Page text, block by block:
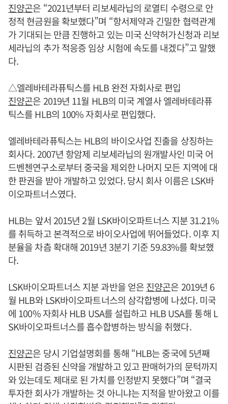
진양곤은 “2021년부터 리보세라닙의 로열티 수령으로 안
정적 현금원을 확보했다”며 “항서제약과 긴밀한 협력관계
가 기대되는 만큼 진행하고 있는 미국 신약허가신청과 리보
세라닙의 추가 적응증 임상 시험에 속도를 내겠다”고 말했
다.
△엘레바테라퓨틱스를 HLB 완전 자회사로 편입
진양곤은 2019년 11월 HLB의 미국 계열사 엘레바테라퓨
틱스를 HLB의 100% 자회사로 편입했다.
엘레바테라퓨틱스는 HLB의 바이오사업 진출을 상징하는
회사다. 2007년 항암제 리보세라닙의 원개발사인 미국 어
드벤첸연구소로부터 중국을 제외한 나머지 모든 지역에 대
한 판권을 받아 개발하고 있었다. 당시 회사 이름은 LSK바
이오파트너스였다.
HLB는 앞서 2015년 2월 LSK바이오파트너스 지분 31.21%
를 취득하고 본격적으로 바이오사업에 뛰어들었다. 이후 지
분율을 차츰 확대해 2019년 3분기 기준 59.83%를 확보했
다.
LSK바이오파트너스 지분 과반을 얻은진양곤은 2019년 6
월 HLB와 LSK바이오파트너스의 삼각합병에 나섰다. 미국
에 100% 자회사 HLB USA를 설립하고 HLB USA를 통해 L
SK바이오파트너스를 흡수합병하는 방식을 취했다.
진양곤은 당시 기업설명회를 통해 “HLB는 중국에 5년째
시판된 검증된 신약을 개발하고 있고 판매허가의 문턱까지
와 있는데도 제대로 된 가치를 인정받지 못했다”며 “결국
투자한 회사가 개발하는 것 아니냐는 지적을 받아왔고 이를